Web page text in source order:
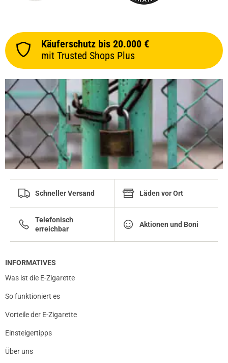
Käuferschutz bis 20.000 €
mit Trusted Shops Plus
Schneller Versand Läden vor Ort
Telefonisch
erreichbar
Aktionen und Boni
INFORMATIVES
Was ist die E-Zigarette
So funktioniert es
Vorteile der E-Zigarette
Einsteigertipps
Über uns